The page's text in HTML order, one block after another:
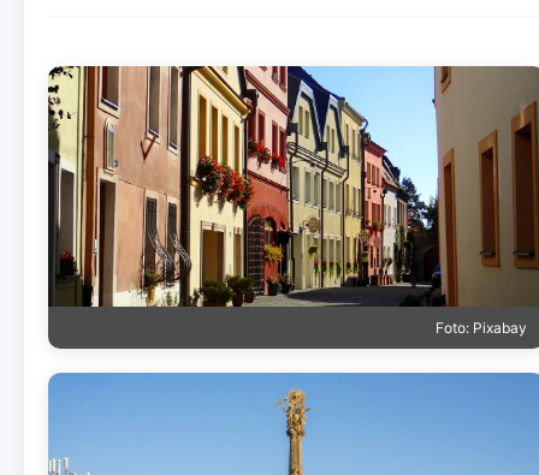
Foto: Pixabay